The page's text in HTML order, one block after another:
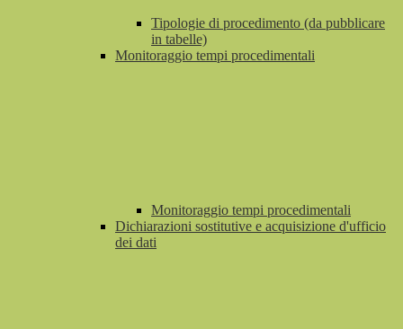
Tipologie di procedimento (da pubblicare
in tabelle)
Monitoraggio tempi procedimentali
Monitoraggio tempi procedimentali
Dichiarazioni sostitutive e acquisizione d'ufficio
dei dati